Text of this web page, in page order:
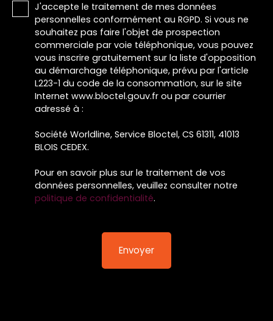
J'accepte le traitement de mes données
personnelles conformément au RGPD. Si vous ne
souhaitez pas faire l'objet de prospection
commerciale par voie téléphonique, vous pouvez
vous inscrire gratuitement sur la liste d'opposition
au démarchage téléphonique, prévu par l'article
L223-1 du code de la consommation, sur le site
Internet www.bloctel.gouv.fr ou par courrier
adressé à :
Société Worldline, Service Bloctel, CS 61311, 41013
BLOIS CEDEX.
Pour en savoir plus sur le traitement de vos
données personnelles, veuillez consulter notre
politique de confidentialité.
Envoyer